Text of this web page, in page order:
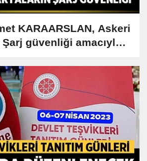
KARAARSLAN, Askeri
Şarj güvenliği amacıyla
kontrolü ve tasarımı